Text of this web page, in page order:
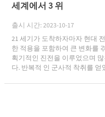
세계에서 3 위
출시 시간: 2023-10-17
21 세기가 도착하자마자 현대
한 적용을 포함하여 큰 변화를
획기적인 진전을 이루었으며
다. 반복적 인 군사적 착취를 얻